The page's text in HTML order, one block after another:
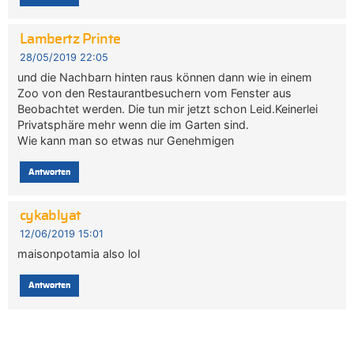
Lambertz Printe
28/05/2019 22:05
und die Nachbarn hinten raus können dann wie in einem
Zoo von den Restaurantbesuchern vom Fenster aus
Beobachtet werden. Die tun mir jetzt schon Leid.Keinerlei
Privatsphäre mehr wenn die im Garten sind.
Wie kann man so etwas nur Genehmigen
Antworten
cykablyat
12/06/2019 15:01
maisonpotamia also lol
Antworten